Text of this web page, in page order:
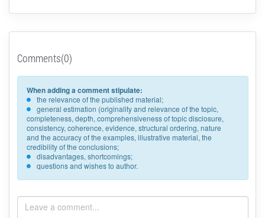
Comments(0)
When adding a comment stipulate:
the relevance of the published material;
general estimation (originality and relevance of the topic,
completeness, depth, comprehensiveness of topic disclosure,
consistency, coherence, evidence, structural ordering, nature
and the accuracy of the examples, illustrative material, the
credibility of the conclusions;
disadvantages, shortcomings;
questions and wishes to author.